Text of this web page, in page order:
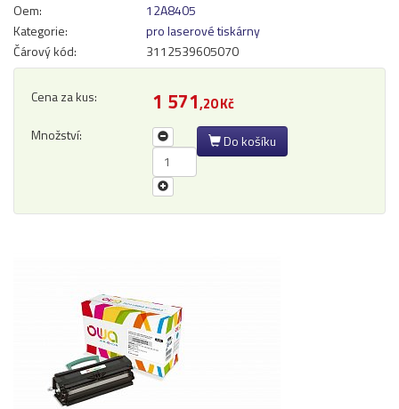
Náplně
pro laserové tiskárny
pro jehličkové tiskárny
pro inkoustové tiskárny
Čisticí prostředky
Textilní stuhy
Kazety pro reg. pokladny a bar.válečky
Ostatní
Oem:
12A8405
Kategorie:
pro laserové tiskárny
Čárový kód:
3112539605070
Cena za kus: 1 571,20 Kč
Množství: Do košíku